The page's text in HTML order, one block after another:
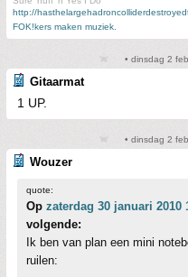
http://
FOK!kers maken muziek.
• dinsdag 2
Gitaarmat
1 UP.
• dinsdag 2
Wouzer
quote:
Op zaterdag 30 januari 2010
volgende:
Ik ben van plan een mini
ruilen: